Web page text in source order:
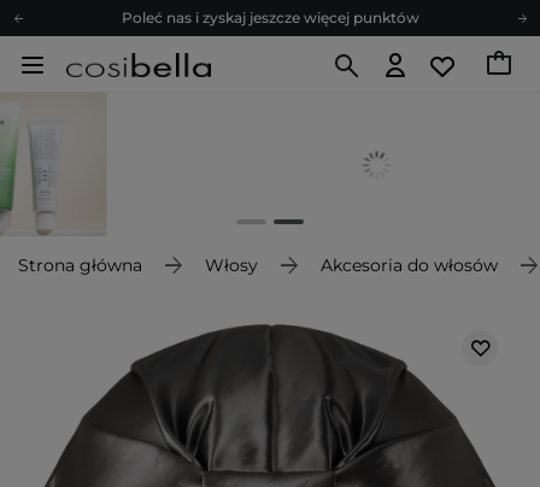
Poleć nas i zyskaj jeszcze więcej punktów
Zapisz się na newsletter pełen porad
Poleć nas i zyskaj jeszcze więcej punktów
Strona główna Włosy Akcesoria do włosów